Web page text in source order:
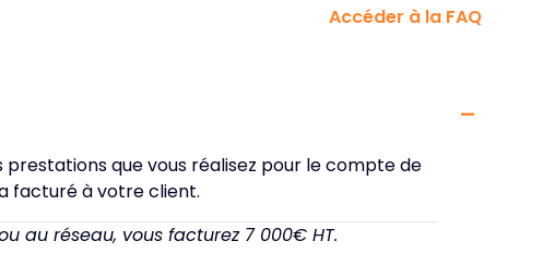
Accéder à la FAQ
que vous réalisez pour le compte de
facturé à votre client.
au réseau, vous facturez 7 000€ HT.